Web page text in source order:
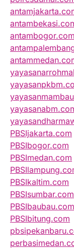
antambogor.com
PBSIjakarta.com
PBSIbogor.com
PBSImedan.com
PBSIkaltim.com
PBSIsumbar.com
PBSIbaubau.com
PBSIbitung.com